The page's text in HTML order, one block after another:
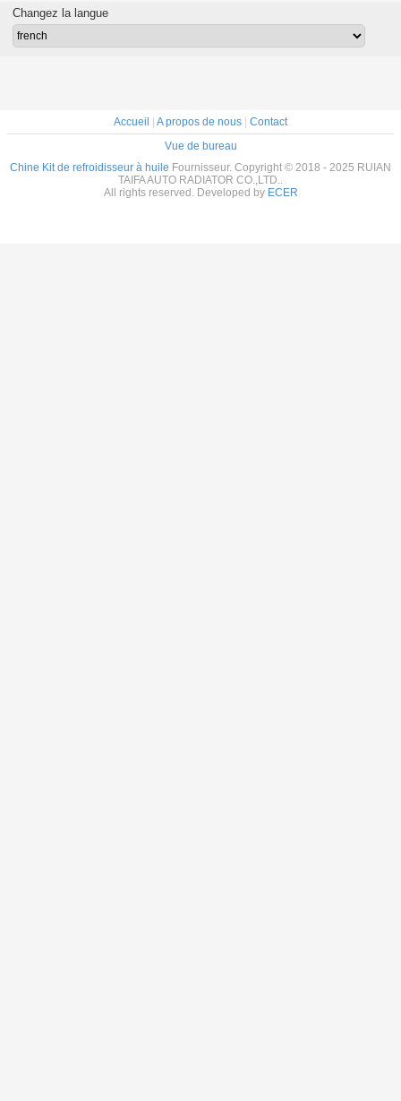
huile moteur Taille
originale
Changez la langue
Accueil | A propos de nous | Contact
Vue de bureau
Chine Kit de refroidisseur à huile Fournisseur. Copyright © 2018 - 2025 RUIAN
TAIFA AUTO RADIATOR CO.,LTD..
All rights reserved. Developed by ECER